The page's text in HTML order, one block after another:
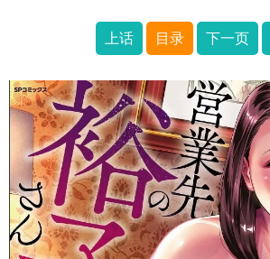
上话 目录 下一页